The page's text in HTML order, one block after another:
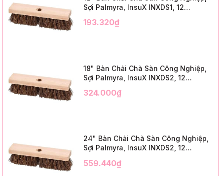
Sợi Palmyra, InsuX INXDS1, 12
Trim)
193.320₫
18" Bàn Chải Chà Sàn Công Nghiệp,
Sợi Palmyra, InsuX INXDS2, 12
Trim)
324.000₫
24" Bàn Chải Chà Sàn Công Nghiệp,
Sợi Palmyra, InsuX INXDS2, 12
3" Trim)
559.440₫